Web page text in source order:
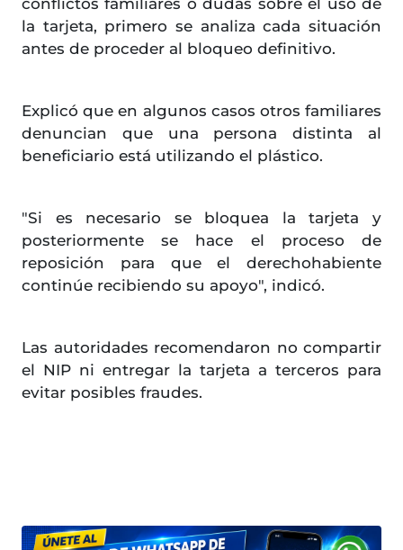
conflictos familiares o dudas sobre el uso de
la tarjeta, primero se analiza cada situación
antes de proceder al bloqueo definitivo.
Explicó que en algunos casos otros familiares
denuncian que una persona distinta al
beneficiario está utilizando el plástico.
"Si es necesario se bloquea la tarjeta y
posteriormente se hace el proceso de
reposición para que el derechohabiente
continúe recibiendo su apoyo", indicó.
Las autoridades recomendaron no compartir
el NIP ni entregar la tarjeta a terceros para
evitar posibles fraudes.